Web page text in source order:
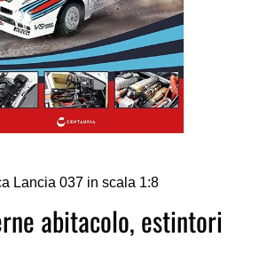
Lancia 037 in scala 1:8
abitacolo, estintori